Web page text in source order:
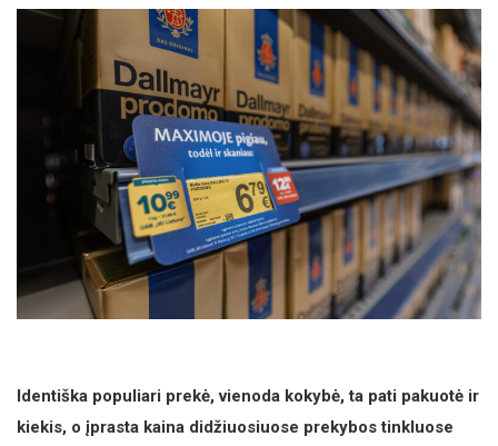
Identiška populiari prekė, vienoda kokybė, ta pati pakuotė ir
kiekis, o įprasta kaina didžiuosiuose prekybos tinkluose